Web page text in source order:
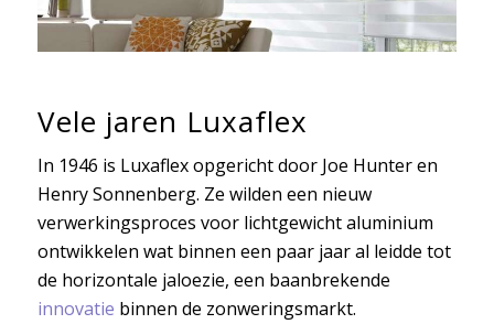
Vele jaren Luxaflex
In 1946 is Luxaflex opgericht door Joe Hunter en
Henry Sonnenberg. Ze wilden een nieuw
verwerkingsproces voor lichtgewicht aluminium
ontwikkelen wat binnen een paar jaar al leidde tot
de horizontale jaloezie, een baanbrekende
innovatie binnen de zonweringsmarkt.